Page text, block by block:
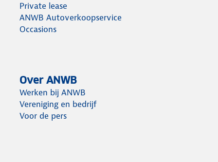
Private lease
ANWB Autoverkoopservice
Occasions
Over ANWB
Werken bij ANWB
Vereniging en bedrijf
Voor de pers